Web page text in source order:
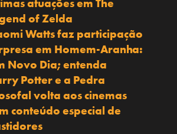
atuações em The
of Zelda
Watts faz participação
em Homem-Aranha:
Novo Dia; entenda
Potter e a Pedra
volta aos cinemas
conteúdo especial de